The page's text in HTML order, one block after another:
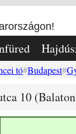
tó Budapest
10